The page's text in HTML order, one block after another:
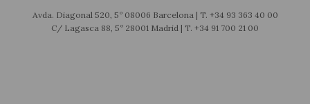
Avda. Diagonal 520, 5º 08006 Barcelona | T. +34 93 363 40 00
C/ Lagasca 88, 5º 28001 Madrid | T. +34 91 700 21 00